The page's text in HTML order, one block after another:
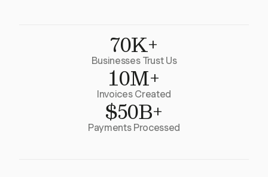
70K+
Businesses Trust Us
10M+
Invoices Created
$50B+
Payments Processed